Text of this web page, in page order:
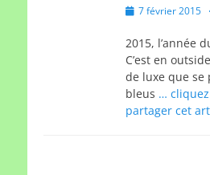
Posted7 février 2015
2015, l’année
C’est en
de luxe que se
bleus …
partager cet